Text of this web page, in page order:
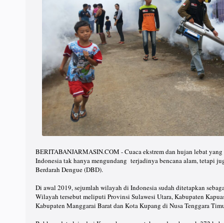
BERITABANJARMASIN.COM - Cuaca ekstrem dan hujan lebat
Indonesia tak hanya mengundang terjadinya bencana alam, tetapi
Berdarah Dengue (DBD).
Di awal 2019, sejumlah wilayah di Indonesia sudah ditetapkan
Wilayah tersebut meliputi Provinsi Sulawesi Utara, Kabupaten
Kabupaten Manggarai Barat dan Kota Kupang di Nusa Tenggara